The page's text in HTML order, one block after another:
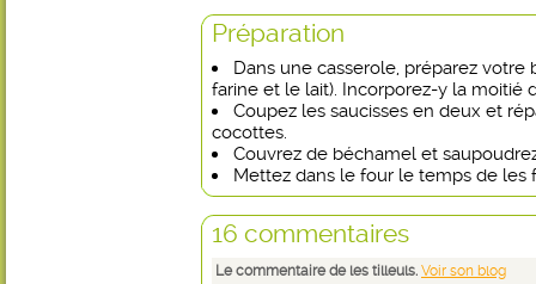
Préparation
Dans une casserole, préparez
farine et le lait). Incorporez-y la moitié
Coupez les saucisses en deux et
cocottes.
Couvrez de béchamel et
Mettez dans le four le temps de les
16 commentaires
Le commentaire de les tilleuls. Voir son blog